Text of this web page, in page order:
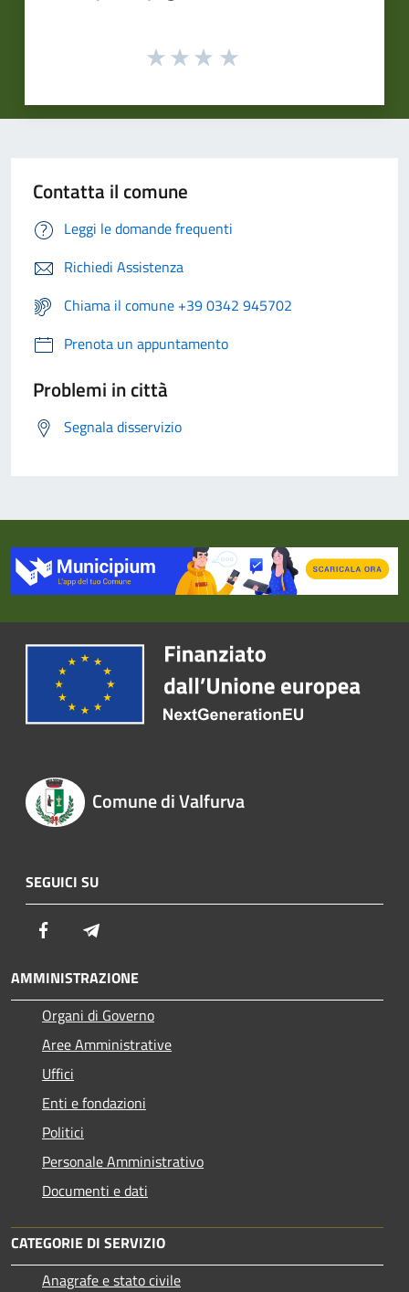
Contatta il comune
Leggi le domande frequenti
Richiedi Assistenza
Chiama il comune +39 0342 945702
Prenota un appuntamento
Problemi in città
Segnala disservizio
Comune di Valfurva
SEGUICI SU
Facebook
AMMINISTRAZIONE
Organi di Governo
Aree Amministrative
Uffici
Enti e fondazioni
Politici
Personale Amministrativo
Documenti e dati
CATEGORIE DI SERVIZIO
Anagrafe e stato civile